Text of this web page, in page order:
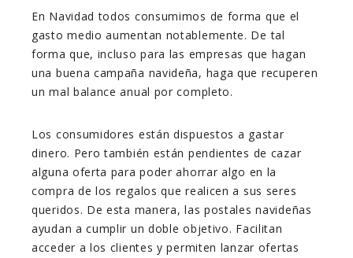
En Navidad todos consumimos de forma que el
gasto medio aumentan notablemente. De tal
forma que, incluso para las empresas que hagan
una buena campaña navideña, haga que recuperen
un mal balance anual por completo.
Los consumidores están dispuestos a gastar
dinero. Pero también están pendientes de cazar
alguna oferta para poder ahorrar algo en la
compra de los regalos que realicen a sus seres
queridos. De esta manera, las postales navideñas
ayudan a cumplir un doble objetivo. Facilitan
acceder a los clientes y permiten lanzar ofertas